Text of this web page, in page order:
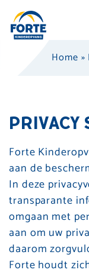
Home »
PRIVACY
Forte
aan de
In deze
transparante
omgaan met
aan om uw
daarom
Forte houdt